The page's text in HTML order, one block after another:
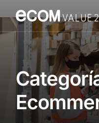
Servicios
Cómo trabajamos
Valor añadido
Clientes